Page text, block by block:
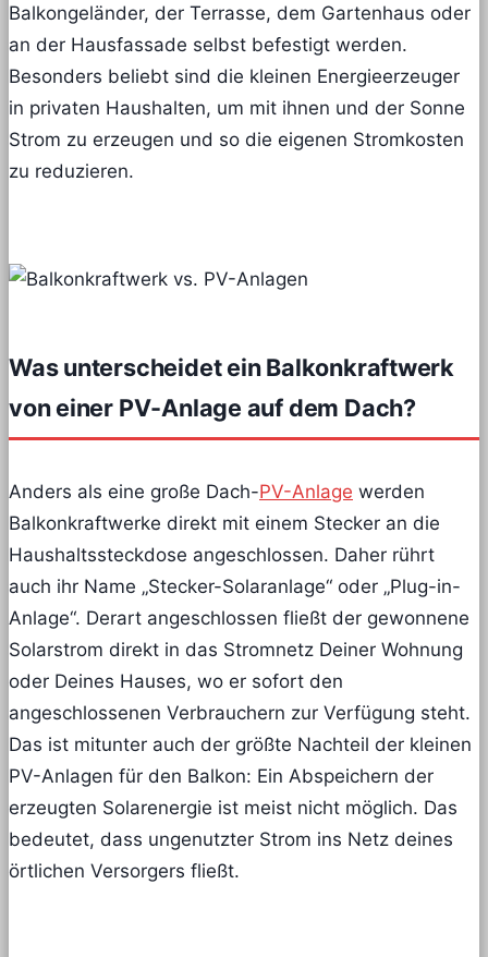
Balkongeländer, der Terrasse, dem Gartenhaus oder
an der Hausfassade selbst befestigt werden.
Besonders beliebt sind die kleinen Energieerzeuger
in privaten Haushalten, um mit ihnen und der Sonne
Strom zu erzeugen und so die eigenen Stromkosten
zu reduzieren.
Was unterscheidet ein Balkonkraftwerk
von einer PV-Anlage auf dem Dach?
Anders als eine große Dach-PV-Anlage werden
Balkonkraftwerke direkt mit einem Stecker an die
Haushaltssteckdose angeschlossen. Daher rührt
auch ihr Name „Stecker-Solaranlage“ oder „Plug-in-
Anlage“. Derart angeschlossen fließt der gewonnene
Solarstrom direkt in das Stromnetz Deiner Wohnung
oder Deines Hauses, wo er sofort den
angeschlossenen Verbrauchern zur Verfügung steht.
Das ist mitunter auch der größte Nachteil der kleinen
PV-Anlagen für den Balkon: Ein Abspeichern der
erzeugten Solarenergie ist meist nicht möglich. Das
bedeutet, dass ungenutzter Strom ins Netz deines
örtlichen Versorgers fließt.